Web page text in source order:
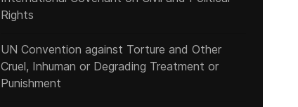
Rights
UN Convention against Torture and Other
Cruel, Inhuman or Degrading Treatment or
Punishment